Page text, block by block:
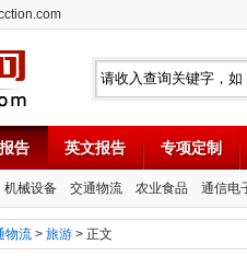
告 英文报告 专项定制
机械设备 交通物流 农业食品 通信电
物流 > 旅游 > 正文